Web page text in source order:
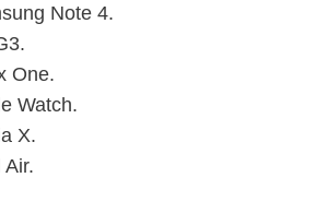
Note 4.
One.
Watch.
X.
Air.